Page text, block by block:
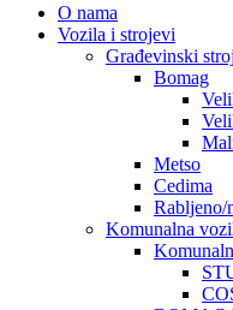
O nama
Vozila i strojevi
Građevinski
Bomag
Metso
Cedima
Rabljeno/
Komunalna